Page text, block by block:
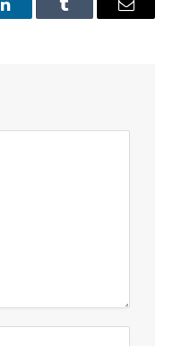
LinkedInTumblr Email